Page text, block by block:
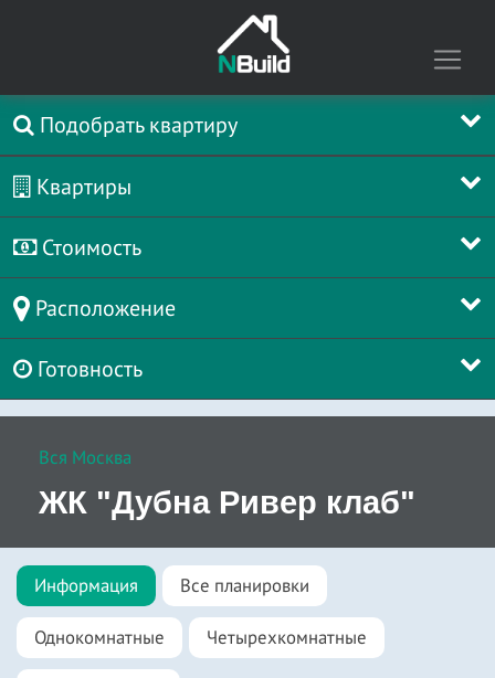
Подобрать квартиру
Квартиры
Стоимость
Расположение
Готовность
Вся Москва
ЖК "Дубна Ривер клаб"
Информация Все планировки
Однокомнатные Четырехкомнатные